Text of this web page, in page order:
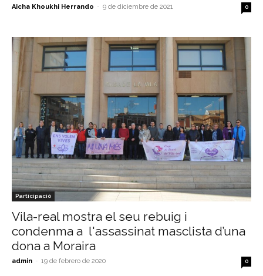
Aicha Khoukhi Herrando - 9 de diciembre de 2021 0
Participació
Vila-real mostra el seu rebuig i
condenma a l'assassinat masclista d’una
dona a Moraira
admin - 19 de febrero de 2020 0